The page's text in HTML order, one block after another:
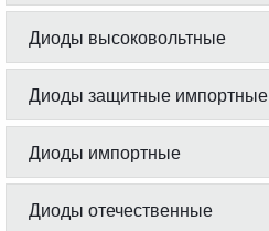
Диоды высоковольтные
Диоды защитные импортные
Диоды импортные
Диоды отечественные